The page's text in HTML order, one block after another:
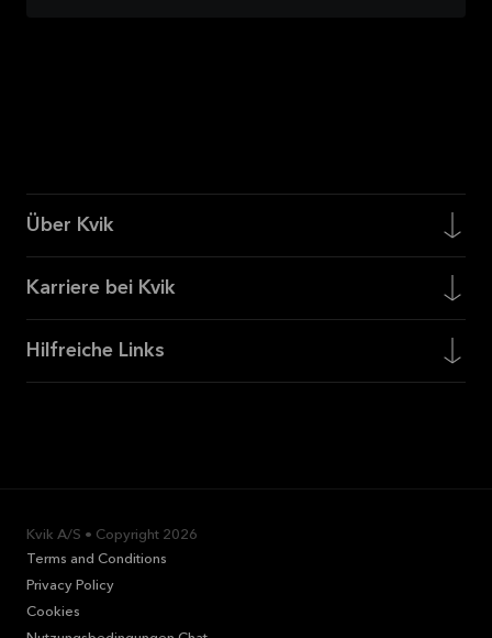
Über Kvik
Karriere bei Kvik
Hilfreiche Links
Kvik A/S • Copyright 2026
Terms and Conditions
Privacy Policy
Cookies